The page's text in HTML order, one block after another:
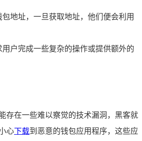
地址，一旦获取地址，他们便会利用
户完成一些复杂的操作或提供额外的
存在一些难以察觉的技术漏洞，黑客就
心下载到恶意的钱包应用程序，这些应